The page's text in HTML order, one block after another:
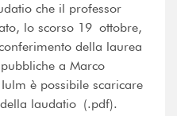
che il professor
lo scorso 19 ottobre,
della laurea
a Marco
è possibile scaricare
laudatio (.pdf).